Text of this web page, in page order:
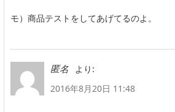
モ）商品テストをしてあげてるのよ。
匿名
より:
2016年8月20日 11:48